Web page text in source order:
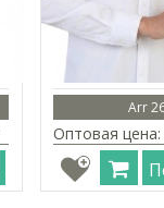
Arr
Оптовая цена: